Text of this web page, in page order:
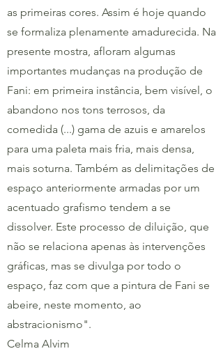
as primeiras cores. Assim é hoje quando
se formaliza plenamente amadurecida. Na
presente mostra, afloram algumas
importantes mudanças na produção de
Fani: em primeira instância, bem visível, o
abandono nos tons terrosos, da
comedida (...) gama de azuis e amarelos
para uma paleta mais fria, mais densa,
mais soturna. Também as delimitações de
espaço anteriormente armadas por um
acentuado grafismo tendem a se
dissolver. Este processo de diluição, que
não se relaciona apenas às intervenções
gráficas, mas se divulga por todo o
espaço, faz com que a pintura de Fani se
abeire, neste momento, ao
abstracionismo".
Celma Alvim